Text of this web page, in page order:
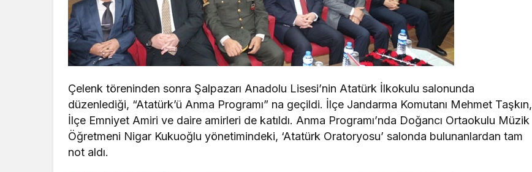
Çelenk töreninden sonra Şalpazarı Anadolu Lisesi’nin Atatürk İlkokulu salonunda
düzenlediği, “Atatürk’ü Anma Programı” na geçildi. İlçe Jandarma Komutanı Mehmet Taşkın,
İlçe Emniyet Amiri ve daire amirleri de katıldı. Anma Programı’nda Doğancı Ortaokulu Müzik
Öğretmeni Nigar Kukuoğlu yönetimindeki, ‘Atatürk Oratoryosu’ salonda bulunanlardan tam
not aldı.